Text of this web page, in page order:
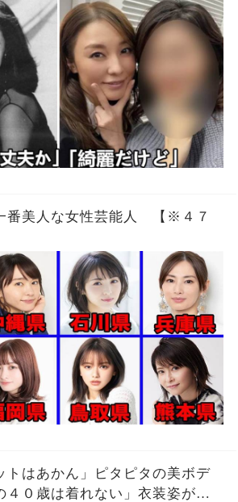
番美人な女性芸能人 【※４７
トはあかん」ピタピタの美ボデ
４０歳は着れない」衣装姿がカ